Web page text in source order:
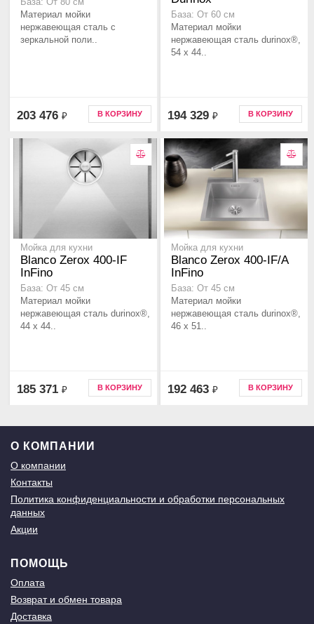
База: От 80 см
Материал мойки
нержавеющая сталь с
зеркальной поли..
203 476 ₽ В КОРЗИНУ
База: От 60 см
Материал мойки
нержавеющая сталь durinox®,
54 x 44..
194 329 ₽ В КОРЗИНУ
Мойка для кухни
Blanco Zerox 400-IF
InFino
База: От 45 см
Материал мойки
нержавеющая сталь durinox®,
44 x 44..
185 371 ₽ В КОРЗИНУ
Мойка для кухни
Blanco Zerox 400-IF/A
InFino
База: От 45 см
Материал мойки
нержавеющая сталь durinox®,
46 x 51..
192 463 ₽ В КОРЗИНУ
О КОМПАНИИ
О компании
Контакты
Политика конфиденциальности и обработки персональных
данных
Акции
ПОМОЩЬ
Оплата
Возврат и обмен товара
Доставка